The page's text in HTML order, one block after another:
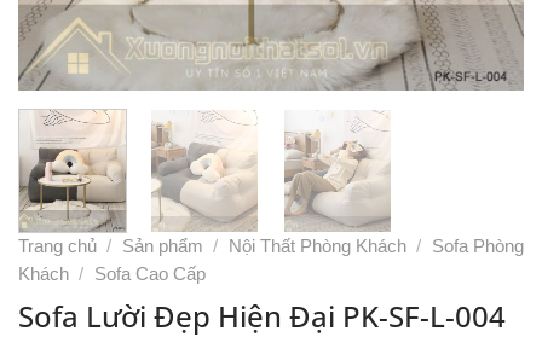
Trang chủ / Sản phẩm / Nội Thất Phòng Khách /
Sofa Phòng
Khách / Sofa Cao Cấp
Sofa Lười Đẹp Hiện Đại PK-SF-L-004